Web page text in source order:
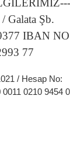
Galata Şb.
IBAN
77
/ Hesap No:
0210 9454